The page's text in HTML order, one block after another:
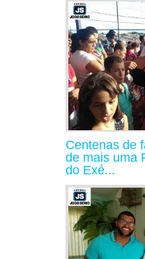
Centenas de
de mais uma
do Exé...